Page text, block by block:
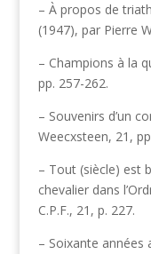
– À propos de
(1947), par Pierre
– Champions à la
pp. 257-262.
– Souvenirs d’un
Weecxsteen, 21,
– Tout (siècle) est
chevalier dans
C.P.F., 21, p. 227.
– Soixante années